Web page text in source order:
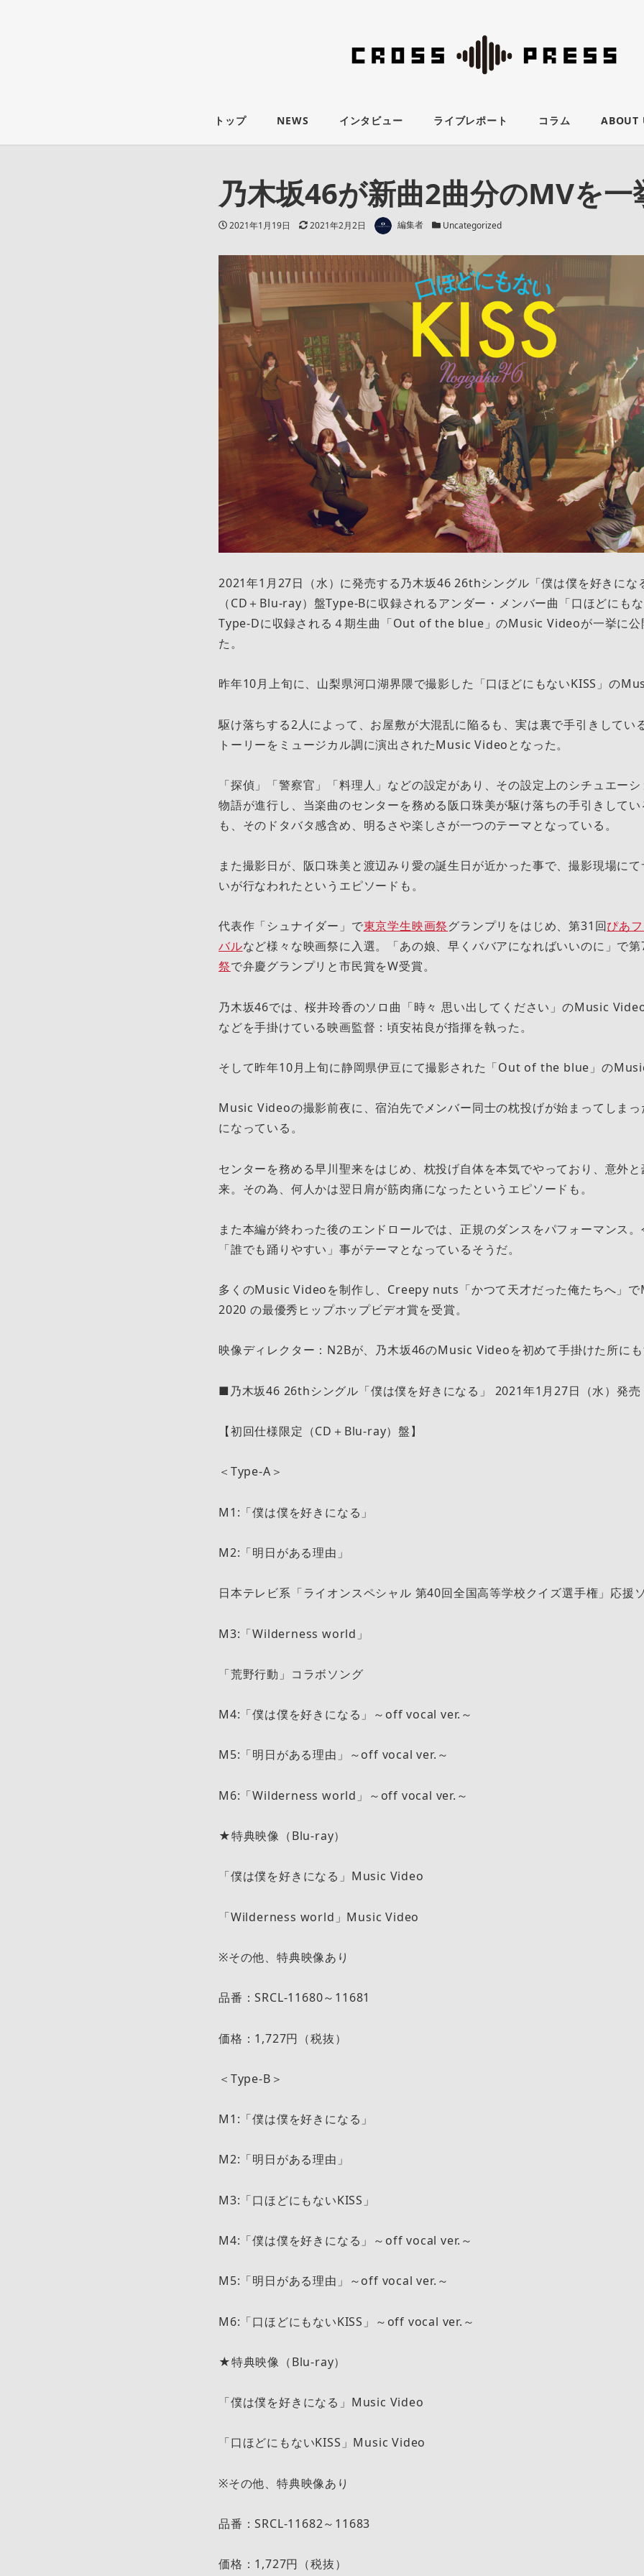
トップ NEWS インタビュー ライブレポート コラム ABOUT
乃木坂46が新曲2曲分のMVを一
投稿日
2021年1月19日 更新日
2021年2月2日 著者 編集者 カテゴリー
Uncategorized
2021年1月27日（水）に発売する乃木坂46 26thシングル「僕は僕を好きにな
（CD＋Blu-ray）盤Type-Bに収録されるアンダー・メンバー曲「口ほどにもな
Type-Dに収録される４期生曲「Out of the blue」のMusic Videoが一挙に公
た。
昨年10月上旬に、山梨県河口湖界隈で撮影した「口ほどにもないKISS」の
駆け落ちする2人によって、お屋敷が大混乱に陥るも、実は裏で手引きしてい
トーリーをミュージカル調に演出されたMusic Videoとなった。
「探偵」「警察官」「料理人」などの設定があり、その設定上のシチュエー
物語が進行し、当楽曲のセンターを務める阪口珠美が駆け落ちの手引きして
も、そのドタバタ感含め、明るさや楽しさが一つのテーマとなっている。
また撮影日が、阪口珠美と渡辺みり愛の誕生日が近かった事で、撮影現場に
いが行なわれたというエピソードも。
代表作「シュナイダー」で東京学生映画祭グランプリをはじめ、第31回ぴあ
バルなど様々な映画祭に入選。「あの娘、早くババアになればいいのに」で第
祭で弁慶グランプリと市民賞をW受賞。
乃木坂46では、桜井玲香のソロ曲「時々 思い出してください」のMusic
などを手掛けている映画監督：頃安祐良が指揮を執った。
そして昨年10月上旬に静岡県伊豆にて撮影された「Out of the blue」の
Music Videoの撮影前夜に、宿泊先でメンバー同士の枕投げが始まってしま
になっている。
センターを務める早川聖来をはじめ、枕投げ自体を本気でやっており、意外
来。その為、何人かは翌日肩が筋肉痛になったというエピソードも。
また本編が終わった後のエンドロールでは、正規のダンスをパフォーマンス
「誰でも踊りやすい」事がテーマとなっているそうだ。
多くのMusic Videoを制作し、Creepy nuts「かつて天才だった俺たちへ」で
2020 の最優秀ヒップホップビデオ賞を受賞。
映像ディレクター：N2Bが、乃木坂46のMusic Videoを初めて手掛けた所にも
■乃木坂46 26thシングル「僕は僕を好きになる」 2021年1月27日（水）発売
【初回仕様限定（CD＋Blu-ray）盤】
＜Type-A＞
M1:「僕は僕を好きになる」
M2:「明日がある理由」
日本テレビ系「ライオンスペシャル 第40回全国高等学校クイズ選手権」応援
M3:「Wilderness world」
「荒野行動」コラボソング
M4:「僕は僕を好きになる」～off vocal ver.～
M5:「明日がある理由」～off vocal ver.～
M6:「Wilderness world」～off vocal ver.～
★特典映像（Blu-ray）
「僕は僕を好きになる」Music Video
「Wilderness world」Music Video
※その他、特典映像あり
品番：SRCL-11680～11681
価格：1,727円（税抜）
＜Type-B＞
M1:「僕は僕を好きになる」
M2:「明日がある理由」
M3:「口ほどにもないKISS」
M4:「僕は僕を好きになる」～off vocal ver.～
M5:「明日がある理由」～off vocal ver.～
M6:「口ほどにもないKISS」～off vocal ver.～
★特典映像（Blu-ray）
「僕は僕を好きになる」Music Video
「口ほどにもないKISS」Music Video
※その他、特典映像あり
品番：SRCL-11682～11683
価格：1,727円（税抜）